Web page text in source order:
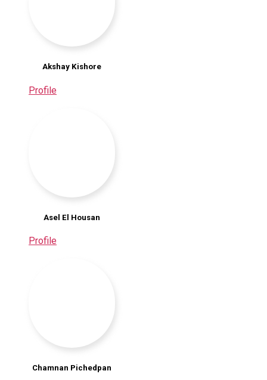
Akshay Kishore
Profile
Asel El Housan
Profile
Chamnan Pichedpan